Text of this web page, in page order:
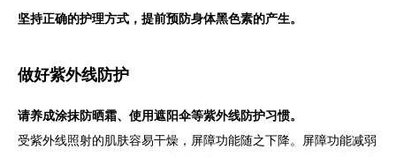
坚持正确的护理方式，提前预防身体黑色素的产生。
做好紫外线防护
请养成涂抹防晒霜、使用遮阳伞等紫外线防护习惯。
受紫外线照射的肌肤容易干燥，屏障功能随之下降。屏障功能减弱